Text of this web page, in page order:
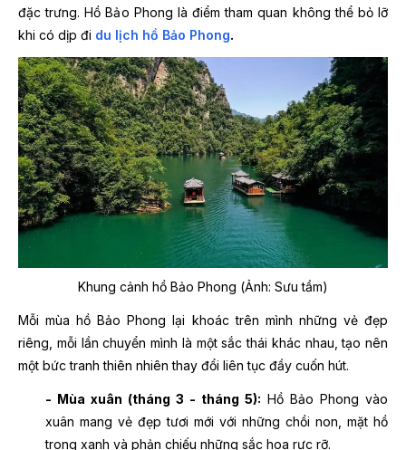
đặc trưng. Hồ Bảo Phong là điểm tham quan không thể bỏ lỡ
khi có dịp đi du lịch hồ Bảo Phong.
Khung cảnh hồ Bảo Phong (Ảnh: Sưu tầm)
Mỗi mùa hồ Bảo Phong lại khoác trên mình những vẻ đẹp
riêng, mỗi lần chuyển mình là một sắc thái khác nhau, tạo nên
một bức tranh thiên nhiên thay đổi liên tục đầy cuốn hút.
- Mùa xuân (tháng 3 - tháng 5): Hồ Bảo Phong vào
xuân mang vẻ đẹp tươi mới với những chồi non, mặt hồ
trong xanh và phản chiếu những sắc hoa rực rỡ.